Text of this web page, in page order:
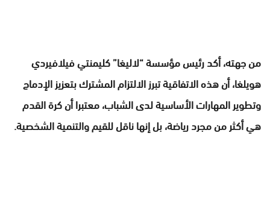
من جهته، أكد رئيس مؤسسة “لاليغا” كليمنتي فيلافيردي
هويلغا، أن هذه الاتفاقية تبرز الالتزام المشترك بتعزيز الإدماج
وتطوير المهارات الأساسية لدى الشباب، معتبرا أن كرة القدم
هي أكثر من مجرد رياضة، بل إنها ناقل للقيم والتنمية الشخصية.